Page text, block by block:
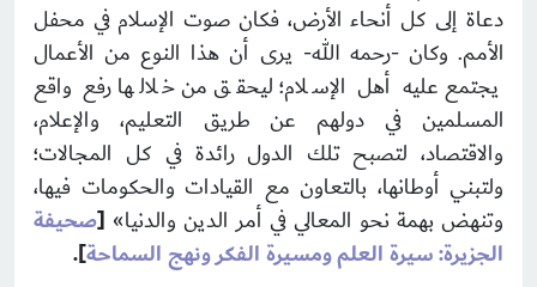
دعاة إلى كل أنحاء الأرض، فكان صوت الإسلام في محفل
الأمم. وكان -رحمه الله- يرى أن هذا النوع من الأعمال
يجتمع عليه أهل الإسلام؛ ليحقق من خلالها رفع واقع
المسلمين في دولهم عن طريق التعليم، والإعلام،
والاقتصاد، لتصبح تلك الدول رائدة في كل المجالات؛
ولتبني أوطانها، بالتعاون مع القيادات والحكومات فيها،
وتنهض بهمة نحو المعالي في أمر الدين والدنيا» [صحيفة
الجزيرة: سيرة العلم ومسيرة الفكر ونهج السماحة].